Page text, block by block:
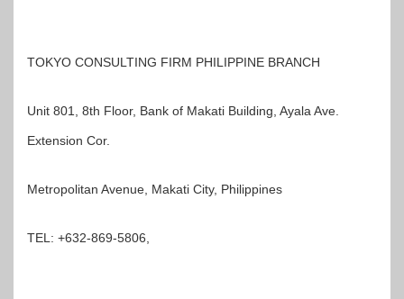
TOKYO CONSULTING FIRM PHILIPPINE BRANCH
Unit 801, 8th Floor, Bank of Makati Building, Ayala Ave.
Extension Cor.
Metropolitan Avenue, Makati City, Philippines
TEL: +632-869-5806,